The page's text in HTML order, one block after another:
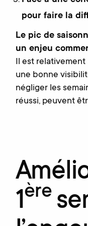
pour faire la
Le pic de
un enjeu
Il est relativement
une bonne
négliger les
réussi, peuvent
1ère